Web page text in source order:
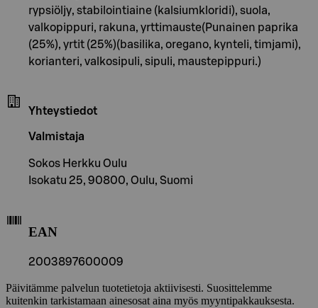
rypsiöljy, stabilointiaine (kalsiumkloridi), suola,
valkopippuri, rakuna, yrttimauste(Punainen paprika
(25%), yrtit (25%)(basilika, oregano, kynteli, timjami),
korianteri, valkosipuli, sipuli, maustepippuri.)
Yhteystiedot
Valmistaja
Sokos Herkku Oulu
Isokatu 25, 90800, Oulu, Suomi
EAN
2003897600009
Päivitämme palvelun tuotetietoja aktiivisesti. Suosittelemme
kuitenkin tarkistamaan ainesosat aina myös myyntipakkauksesta.